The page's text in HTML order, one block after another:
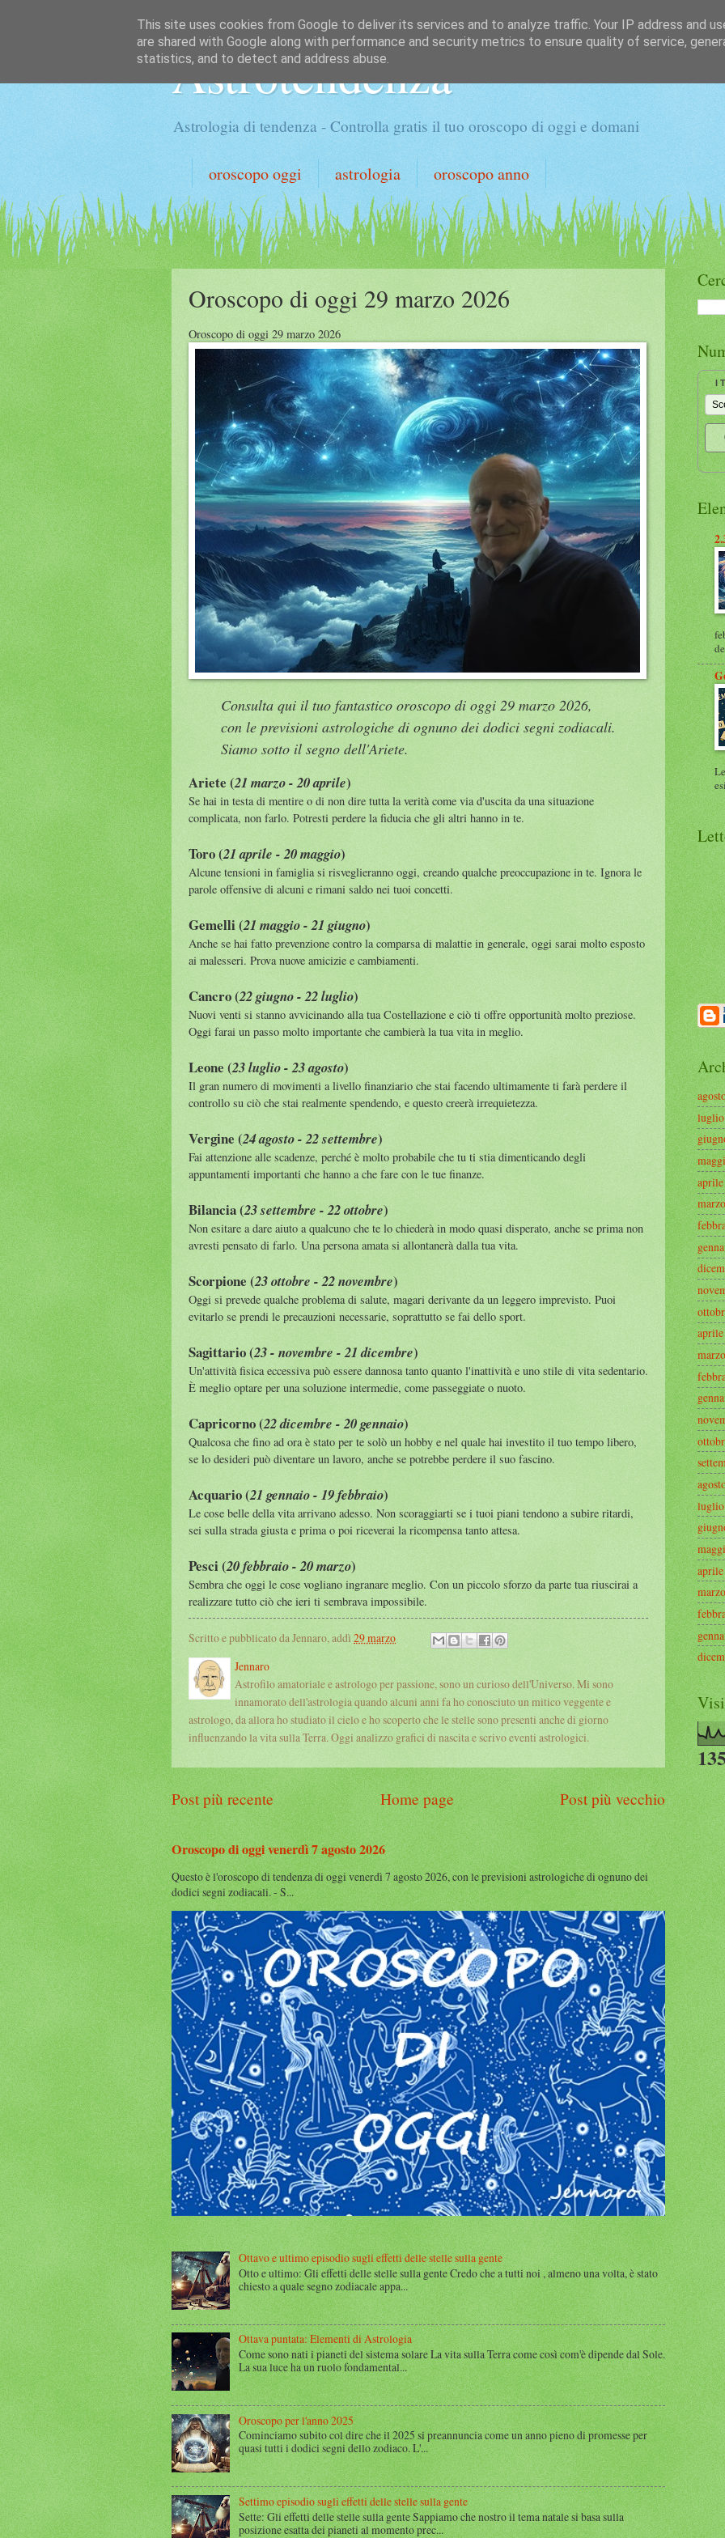
Astrotendenza
Astrologia di tendenza - Controlla gratis il tuo oroscopo di oggi e domani
oroscopo oggi astrologia oroscopo anno
Oroscopo di oggi 29 marzo 2026
Oroscopo di oggi 29 marzo 2026
Consulta qui il tuo fantastico oroscopo di oggi 29 marzo 2026,
con le previsioni astrologiche di ognuno dei dodici segni zodiacali.
Siamo sotto il segno dell'Ariete.
Ariete (21 marzo - 20 aprile)
Se hai in testa di mentire o di non dire tutta la verità come via d'uscita da una situazione
complicata, non farlo. Potresti perdere la fiducia che gli altri hanno in te.
Toro (21 aprile - 20 maggio)
Alcune tensioni in famiglia si risveglieranno oggi, creando qualche preoccupazione in te. Ignora le
parole offensive di alcuni e rimani saldo nei tuoi concetti.
Gemelli (21 maggio - 21 giugno)
Anche se hai fatto prevenzione contro la comparsa di malattie in generale, oggi sarai molto esposto
ai malesseri. Prova nuove amicizie e cambiamenti.
Cancro (22 giugno - 22 luglio)
Nuovi venti si stanno avvicinando alla tua Costellazione e ciò ti offre opportunità molto preziose.
Oggi farai un passo molto importante che cambierà la tua vita in meglio.
Leone (23 luglio - 23 agosto)
Il gran numero di movimenti a livello finanziario che stai facendo ultimamente ti farà perdere il
controllo su ciò che stai realmente spendendo, e questo creerà irrequietezza.
Vergine (24 agosto - 22 settembre)
Fai attenzione alle scadenze, perché è molto probabile che tu ti stia dimenticando degli
appuntamenti importanti che hanno a che fare con le tue finanze.
Bilancia (23 settembre - 22 ottobre)
Non esitare a dare aiuto a qualcuno che te lo chiederà in modo quasi disperato, anche se prima non
avresti pensato di farlo. Una persona amata si allontanerà dalla tua vita.
Scorpione (23 ottobre - 22 novembre)
Oggi si prevede qualche problema di salute, magari derivante da un leggero imprevisto. Puoi
evitarlo se prendi le precauzioni necessarie, soprattutto se fai dello sport.
Sagittario (23 - novembre - 21 dicembre)
Un'attività fisica eccessiva può essere dannosa tanto quanto l'inattività e uno stile di vita sedentario.
È meglio optare per una soluzione intermedie, come passeggiate o nuoto.
Capricorno (22 dicembre - 20 gennaio)
Qualcosa che fino ad ora è stato per te solò un hobby e nel quale hai investito il tuo tempo libero,
se lo desideri può diventare un lavoro, anche se potrebbe perdere il suo fascino.
Acquario (21 gennaio - 19 febbraio)
Le cose belle della vita arrivano adesso. Non scoraggiarti se i tuoi piani tendono a subire ritardi,
sei sulla strada giusta e prima o poi riceverai la ricompensa tanto attesa.
Pesci (20 febbraio - 20 marzo)
Sembra che oggi le cose vogliano ingranare meglio. Con un piccolo sforzo da parte tua riuscirai a
realizzare tutto ciò che ieri ti sembrava impossibile.
Scritto e pubblicato da Jennaro, addì 29 marzo
Jennaro
Astrofilo amatoriale e astrologo per passione, sono un curioso dell'Universo. Mi sono
innamorato dell'astrologia quando alcuni anni fa ho conosciuto un mitico veggente e
astrologo, da allora ho studiato il cielo e ho scoperto che le stelle sono presenti anche di giorno
influenzando la vita sulla Terra. Oggi analizzo grafici di nascita e scrivo eventi astrologici.
Post più recente Post più vecchio
Home page
Oroscopo di oggi venerdì 7 agosto 2026
Questo è l'oroscopo di tendenza di oggi venerdì 7 agosto 2026, con le previsioni astrologiche di ognuno dei
dodici segni zodiacali. - S...
Ottavo e ultimo episodio sugli effetti delle stelle sulla gente
Otto e ultimo: Gli effetti delle stelle sulla gente Credo che a tutti noi , almeno una volta, è stato
chiesto a quale segno zodiacale appa...
Ottava puntata: Elementi di Astrologia
Come sono nati i pianeti del sistema solare La vita sulla Terra come così com'è dipende dal Sole.
La sua luce ha un ruolo fondamental...
Oroscopo per l'anno 2025
Cominciamo subito col dire che il 2025 si preannuncia come un anno pieno di promesse per
quasi tutti i dodici segni dello zodiaco. L'...
Settimo episodio sugli effetti delle stelle sulla gente
Sette: Gli effetti delle stelle sulla gente Sappiamo che nostro il tema natale si basa sulla
posizione esatta dei pianeti al momento prec...
I
luglio
aprile
marzo
aprile
marzo
luglio
aprile
marzo
This site uses cookies from Google to deliver its services and to analyze traffic. Your IP address and
are shared with Google along with performance and security metrics to ensure quality of service,
statistics, and to detect and address abuse.